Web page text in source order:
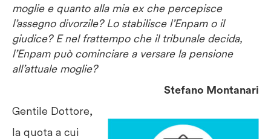
moglie e quanto alla mia ex che percepisce
l’assegno divorzile? Lo stabilisce l’Enpam o il
giudice? E nel frattempo che il tribunale decida,
l’Enpam può cominciare a versare la pensione
all’attuale moglie?
Stefano Montanari
Gentile Dottore,
la quota a cui